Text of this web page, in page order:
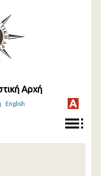
Αρχή
English